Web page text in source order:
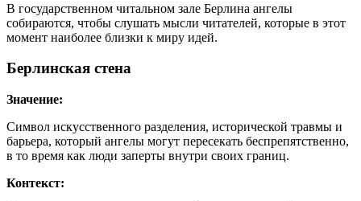
В государственном читальном зале Берлина ангелы
собираются, чтобы слушать мысли читателей, которые в этот
момент наиболее близки к миру идей.
Берлинская стена
Значение:
Символ искусственного разделения, исторической травмы и
барьера, который ангелы могут пересекать беспрепятственно,
в то время как люди заперты внутри своих границ.
Контекст: